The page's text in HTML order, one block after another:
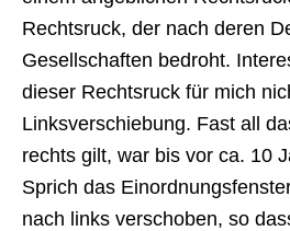
Rechtsruck, der nach deren
Gesellschaften bedroht.
dieser Rechtsruck für mich
Linksverschiebung. Fast all
rechts gilt, war bis vor ca. 10
Sprich das
nach links verschoben, so